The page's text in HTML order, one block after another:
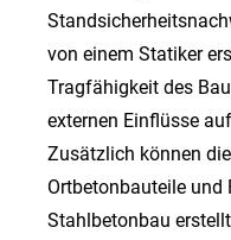
von einem Statiker
Tragfähigkeit des
externen Einflüsse
Zusätzlich können
Ortbetonbauteile und
Stahlbetonbau